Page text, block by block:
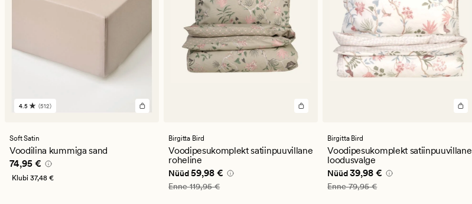
512
hinnanguga
4.5
4.5 (512)
Soft Satin
Voodilina kummiga sand
Pris_ee 74,95 €
74,95 €
Klubi 37,48 €
Birgitta Bird
Voodipesukomplekt satiinpuuvillane
roheline
Nåværende pris_ee
Nüüd59,98 €
Vanlig pris_ee
Enne119,95 €
Birgitta Bird
Voodipesukomplekt satiinpuuvillane
loodusvalge
Nåværende pris_ee
Nüüd 39,98 €
Vanlig pris_ee
Enne79,95 €